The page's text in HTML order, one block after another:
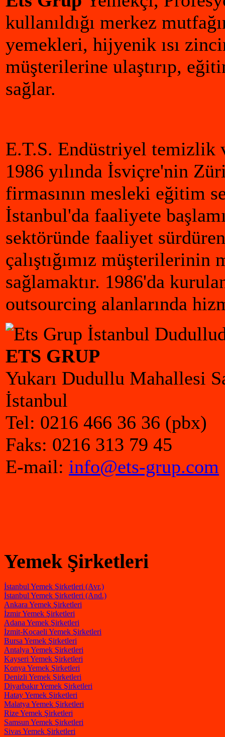
kullanıldığı merkez
yemekleri, hijyenik ısı
müşterilerine ulaştırıp,
sağlar.
E.T.S. Endüstriyel temizlik
1986 yılında İsviçre'nin
firmasının mesleki eğitim
İstanbul'da faaliyete
sektöründe faaliyet
çalıştığımız
sağlamaktır. 1986'da
outsourcing alanlarında
ETS GRUP
Yukarı Dudullu Mahallesi
İstanbul
Tel: 0216 466 36 36 (pbx)
Faks: 0216 313 79 45
E-mail: info@ets-grup.com
Yemek Şirketleri
İstanbul Yemek Şirketleri (Avr.)
İstanbul Yemek Şirketleri (And.)
Ankara Yemek Şirketleri
İzmir Yemek Şirketleri
Adana Yemek Şirketleri
İzmit-Kocaeli Yemek Şirketleri
Bursa Yemek Şirketleri
Antalya Yemek Şirketleri
Kayseri Yemek Şirketleri
Konya Yemek Şirketleri
Denizli Yemek Şirketleri
Diyarbakır Yemek Şirketleri
Hatay Yemek Şirketleri
Malatya Yemek Şirketleri
Rize Yemek Şirketleri
Samsun Yemek Şirketleri
Sivas Yemek Şirketleri